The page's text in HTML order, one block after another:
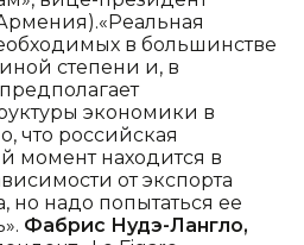
в большинстве
степени и, в
экономики в
что российская
момент находится в
от экспорта
но надо попытаться ее
Фабрис Нудэ-Лангло,